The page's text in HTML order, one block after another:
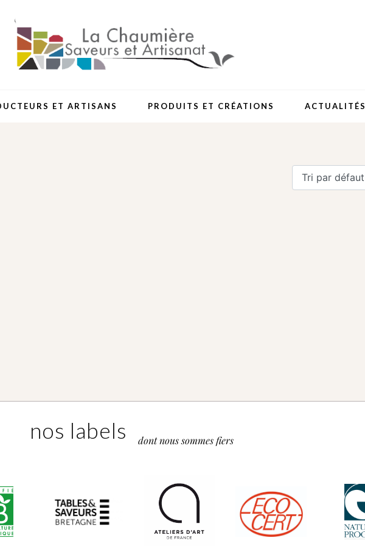
ET ARTISANS PRODUITS ET CRÉATIONS ACTUALITÉS
nos labels dont nous sommes fiers